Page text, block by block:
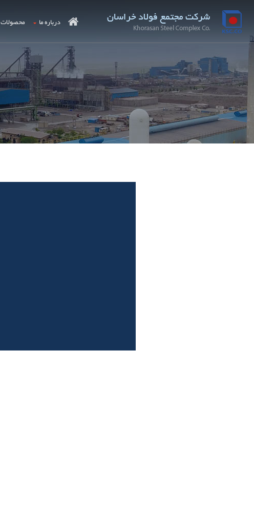
درباره ما محصولات